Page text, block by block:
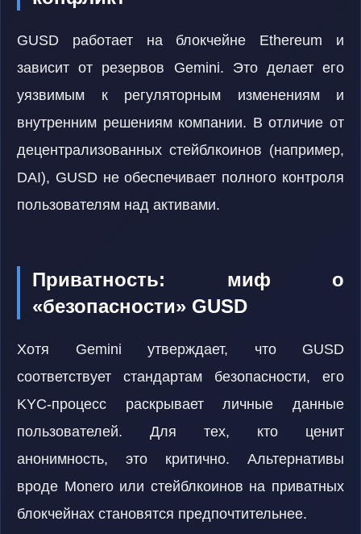
GUSD работает на блокчейне Ethereum и
зависит от резервов Gemini. Это делает его
уязвимым к регуляторным изменениям и
внутренним решениям компании. В отличие от
децентрализованных стейблкоинов (например,
DAI), GUSD не обеспечивает полного контроля
пользователям над активами.
Приватность: миф о
«безопасности» GUSD
Хотя Gemini утверждает, что GUSD
соответствует стандартам безопасности, его
KYC-процесс раскрывает личные данные
пользователей. Для тех, кто ценит
анонимность, это критично. Альтернативы
вроде Monero или стейблкоинов на приватных
блокчейнах становятся предпочтительнее.